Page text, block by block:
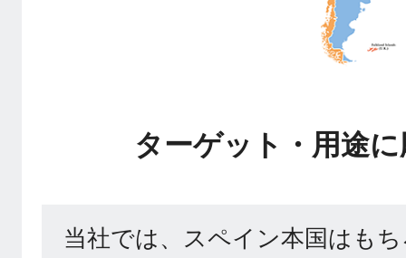
ターゲット・用途
当社では、スペイン本国はも